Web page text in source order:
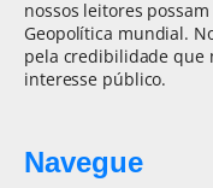
nossos leitores
Geopolítica mundial.
pela credibilidade que
interesse público.
Navegue